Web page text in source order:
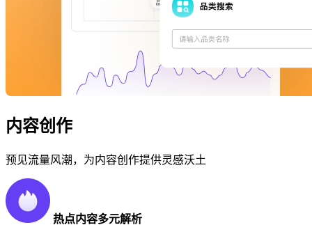
内容创作
预见流量风潮，为内容创作提供灵感沃土
热点内容多元解析